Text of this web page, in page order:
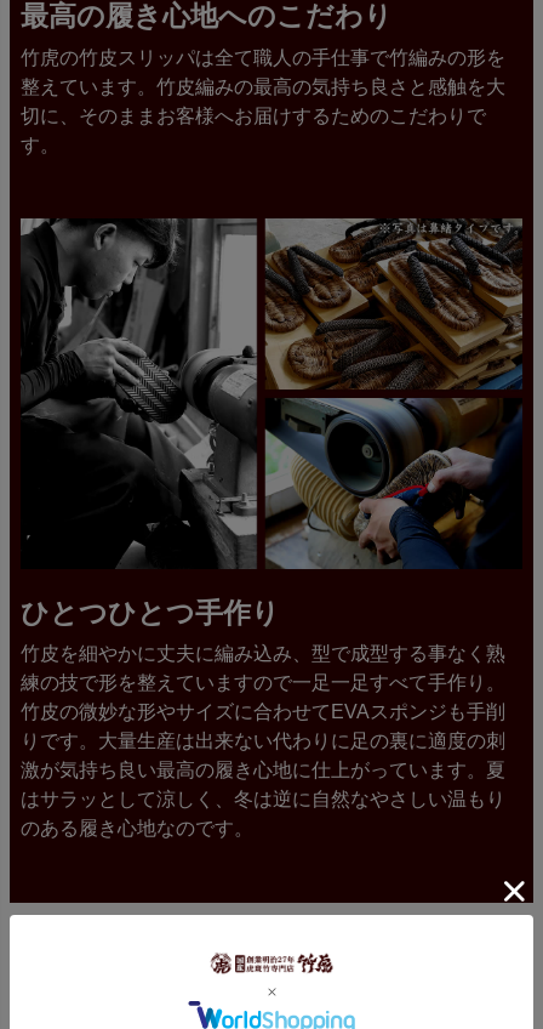
最高の履き心地へのこだわり
竹虎の竹皮スリッパは全て職人の手仕事で竹編みの形を
整えています。竹皮編みの最高の気持ち良さと感触を大
切に、そのままお客様へお届けするためのこだわりで
す。
ひとつひとつ手作り
竹皮を細やかに丈夫に編み込み、型で成型する事なく熟
練の技で形を整えていますので一足一足すべて手作り。
竹皮の微妙な形やサイズに合わせてEVAスポンジも手削
りです。大量生産は出来ない代わりに足の裏に適度の刺
激が気持ち良い最高の履き心地に仕上がっています。夏
はサラッとして涼しく、冬は逆に自然なやさしい温もり
のある履き心地なのです。